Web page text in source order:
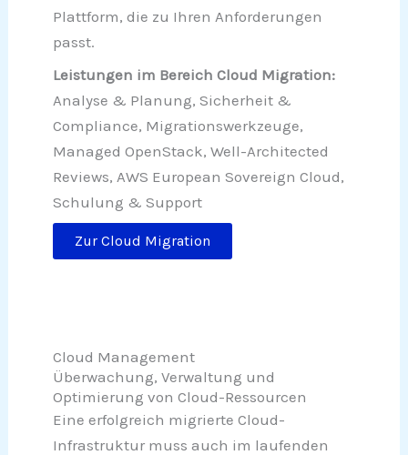
Plattform, die zu Ihren Anforderungen
passt.
Leistungen im Bereich Cloud Migration:
Analyse & Planung, Sicherheit &
Compliance, Migrationswerkzeuge,
Managed OpenStack, Well-Architected
Reviews, AWS European Sovereign Cloud,
Schulung & Support
Zur Cloud Migration
Cloud Management
Überwachung, Verwaltung und
Optimierung von Cloud-Ressourcen
Eine erfolgreich migrierte Cloud-
Infrastruktur muss auch im laufenden